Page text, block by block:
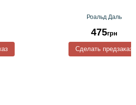
Роальд Даль
475грн
Сделать предзаказ